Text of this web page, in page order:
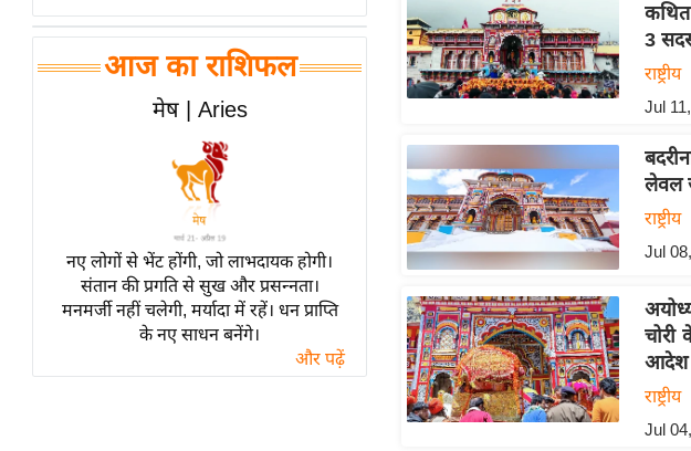
बॉलीवुड
हॉलीवुड
फिल्म समीक्षा
लाइफस्टाइल
टेक्नॉलॉजी
ब्यूटी/फैशन
घरेलू नुस्खे
पर्यटन स्थल
फिटनेस मंत्रा
आज का राशिफल
मेष | Aries
नए लोगों से भेंट होंगी, जो लाभदायक होगी।
संतान की प्रगति से सुख और प्रसन्नता।
मनमर्जी नहीं चलेगी, मर्यादा में रहें। धन प्राप्ति
के नए साधन बनेंगे।
और पढ़ें
3
राष्ट्रीय
Jul
लेवल
राष्ट्रीय
Jul
चोरी
आदेश
राष्ट्रीय
Jul